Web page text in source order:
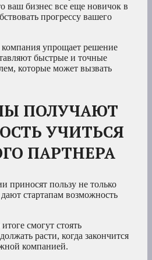
ваш бизнес все еще новичок в
прогрессу вашего
упрощает решение
быстрые и точные
которые может вызвать
ПОЛУЧАЮТ
УЧИТЬСЯ
ПАРТНЕРА
приносят пользу не только
стартапам возможность
смогут стоять
расти, когда закончится
компанией.